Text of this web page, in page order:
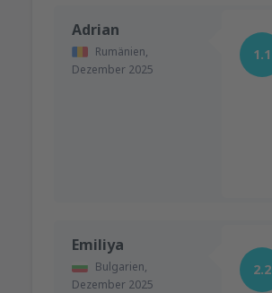
Adrian
Rumänien,
Dezember 2025
1.1
Emiliya
Bulgarien,
Dezember 2025
2.2